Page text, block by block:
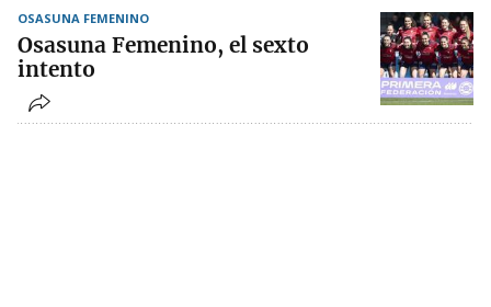
OSASUNA FEMENINO
Osasuna Femenino, el sexto
intento